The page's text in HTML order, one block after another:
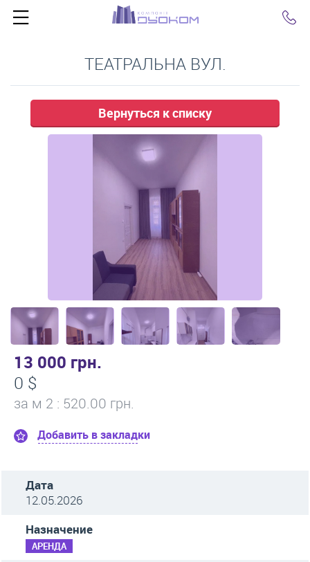
ТЕАТРАЛЬНА ВУЛ.
Вернуться к списку
13 000 грн.
0 $
за м 2 : 520.00 грн.
Добавить в закладки
Дата
12.05.2026
Назначение
АРЕНДА